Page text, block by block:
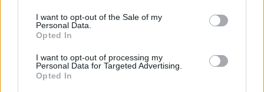
I want to opt-out of the Sale of my
Personal Data.
Opted In
I want to opt-out of processing my
Personal Data for Targeted Advertising.
Opted In
Kötéslisták: BÉT elmúlt 2 év napon belüli
kötéslistái
Előfizetés